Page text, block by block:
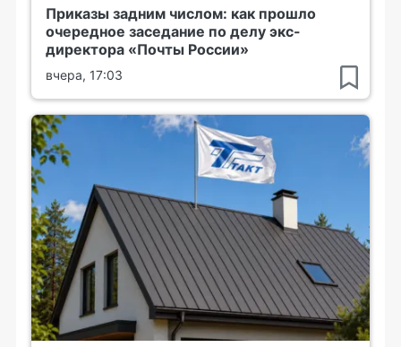
Приказы задним числом: как прошло
очередное заседание по делу экс-
директора «Почты России»
вчера, 17:03